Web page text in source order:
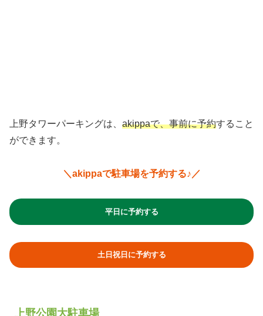
上野タワーパーキングは、 akippaで、事前に予約すること
ができます。
＼akippaで駐車場を予約する♪／
平日に予約する
土日祝日に予約する
上野公園大駐車場